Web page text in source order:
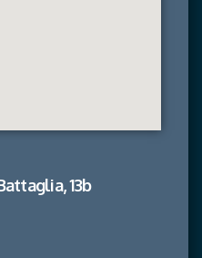
13b